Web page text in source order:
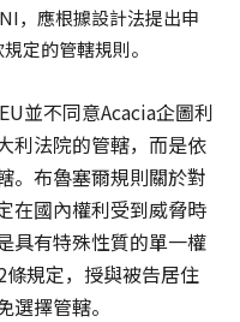
，應根據設計法提出申
定的管轄規則。
並不同意Acacia企圖利
利法院的管轄，而是依
。布魯塞爾規則關於對
在國內權利受到威脅時
具有特殊性質的單一權
規定，授與被告居住
擇管轄。